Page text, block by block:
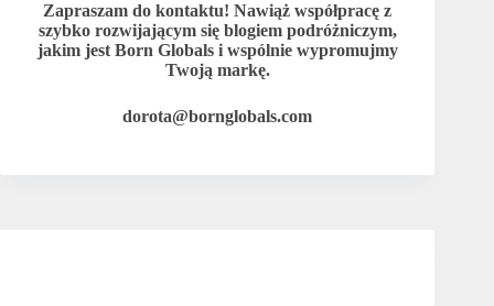
Zapraszam do kontaktu! Nawiąż współpracę z
szybko rozwijającym się blogiem podróżniczym,
jakim jest Born Globals i wspólnie wypromujmy
Twoją markę.
dorota@bornglobals.com